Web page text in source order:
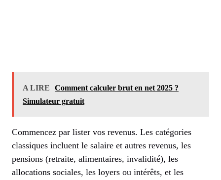
A LIRE
Comment calculer brut en net 2025 ?
Simulateur gratuit
Commencez par lister vos revenus. Les catégories
classiques incluent le salaire et autres revenus, les
pensions (retraite, alimentaires, invalidité), les
allocations sociales, les loyers ou intérêts, et les